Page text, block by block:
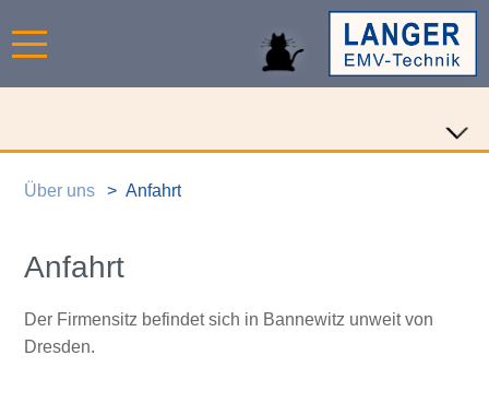
Über uns Anfahrt
Anfahrt
Der Firmensitz befindet sich in Bannewitz unweit von
Dresden.